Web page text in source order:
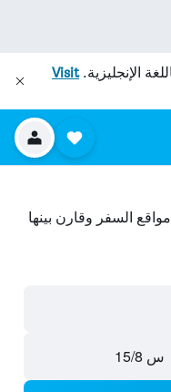
الإنجليزية.Visit
السفر وقارن بينها
س 15/8